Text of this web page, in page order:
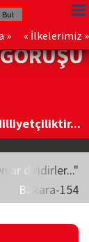
» « İlkelerimiz »
diridirler..."
Bakara-154